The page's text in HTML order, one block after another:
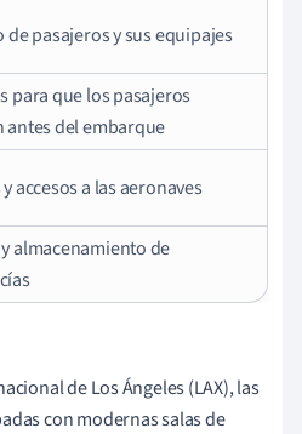
de pasajeros y sus equipajes
para que los pasajeros
antes del embarque
accesos a las aeronaves
almacenamiento de
de Los Ángeles (LAX), las
con modernas salas de